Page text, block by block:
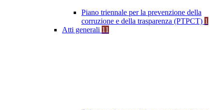
Piano triennale per la prevenzione della
corruzione e della trasparenza (PTPCT) 1
Atti generali 11